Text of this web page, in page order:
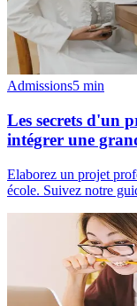
Admissions5 min
Les secrets d'un
intégrer une
Elaborez un projet
école. Suivez notre